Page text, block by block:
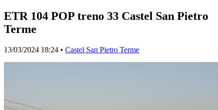
ETR 104 POP treno 33 Castel San Pietro
Terme
13/03/2024 18:24 • Castel San Pietro Terme